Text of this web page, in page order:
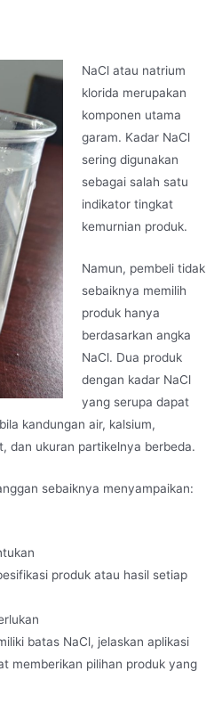
NaCl atau natrium
klorida merupakan
komponen utama
garam. Kadar NaCl
sering digunakan
sebagai salah satu
indikator tingkat
kemurnian produk.
Namun, pembeli tidak
sebaiknya memilih
produk hanya
berdasarkan angka
NaCl. Dua produk
dengan kadar NaCl
yang serupa dapat
kandungan air, kalsium,
dan ukuran partikelnya berbeda.
sebaiknya menyampaikan:
produk atau hasil setiap
batas NaCl, jelaskan aplikasi
memberikan pilihan produk yang